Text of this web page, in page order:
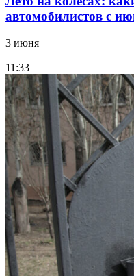
автомобилистов с
3 июня
11:33